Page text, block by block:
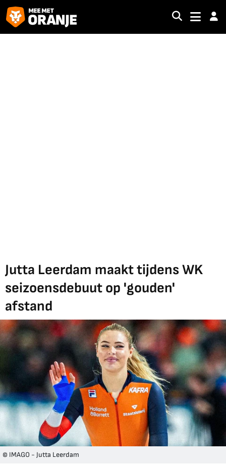
Jutta Leerdam maakt tijdens WK
seizoensdebuut op 'gouden'
afstand
© IMAGO - Jutta Leerdam